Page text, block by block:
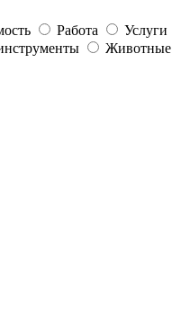
Работа Услуги
Животные